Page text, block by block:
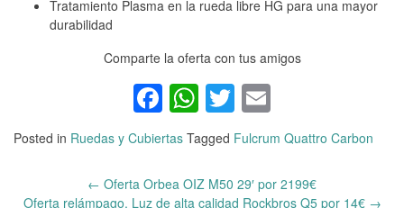
Tratamiento Plasma en la rueda libre HG para una mayor
durabilidad
Comparte la oferta con tus amigos
Facebook
WhatsApp
Twitter
Posted in Ruedas y Cubiertas Tagged Fulcrum Quattro Carbon
Post
← Oferta Orbea OIZ M50 29′ por 2199€
Oferta relámpago. Luz de alta calidad Rockbros Q5 por 14€ →